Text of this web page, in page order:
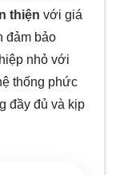
thiện với giá
đảm bảo
nhỏ với
thống phức
đầy đủ và kịp